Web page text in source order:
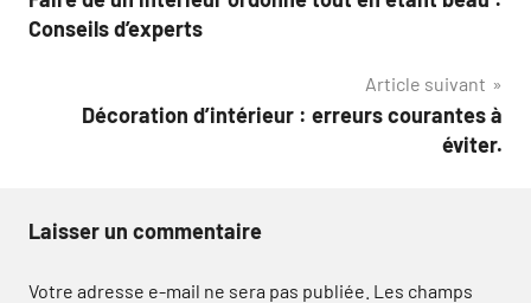
de
Conseils d’experts
Article suivant
Décoration d’intérieur : erreurs courantes à
éviter.
Laisser un commentaire
Votre adresse e-mail ne sera pas publiée. Les champs